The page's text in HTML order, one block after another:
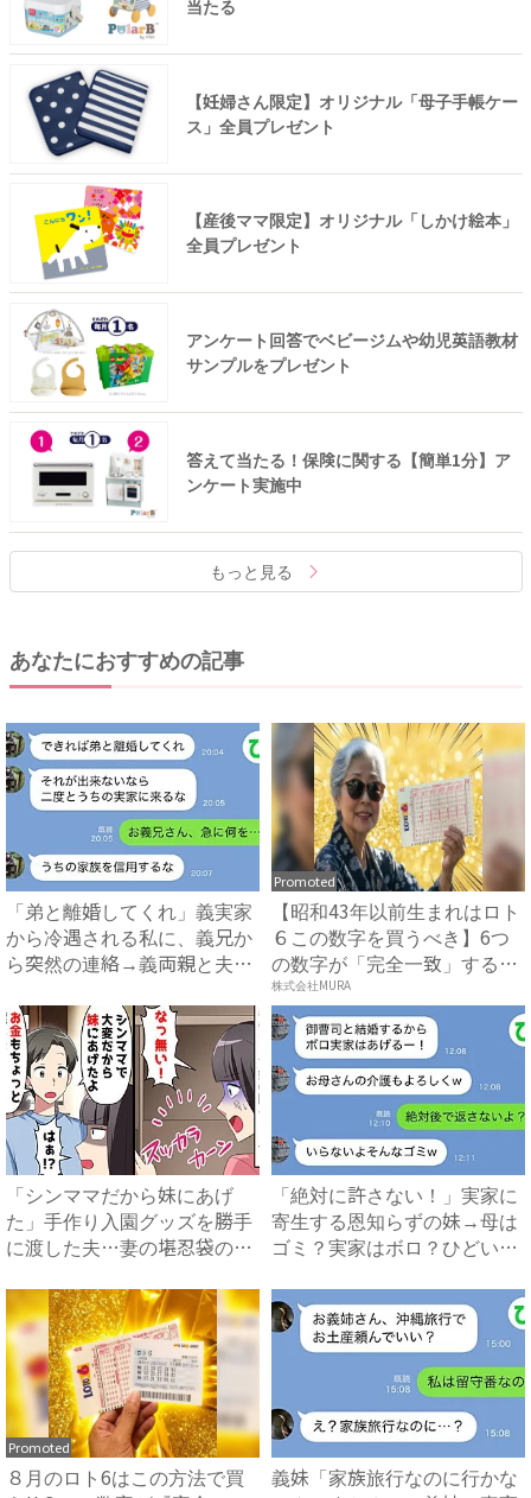
当たる
【妊婦さん限定】オリジナル「母子手帳ケー
ス」全員プレゼント
【産後ママ限定】オリジナル「しかけ絵本」
全員プレゼント
アンケート回答でベビージムや幼児英語教材
サンプルをプレゼント
答えて当たる！保険に関する【簡単1分】ア
ンケート実施中
もっと見る
あなたにおすすめの記事
「弟と離婚してくれ」義実家
から冷遇される私に、義兄か
ら突然の連絡→義両親と夫が
Promoted
【昭和43年以前生まれはロト
６この数字を買うべき】6つ
の数字が「完全一致」する
方...
株式会社MURA
「シンママだから妹にあげ
た」手作り入園グッズを勝手
に渡した夫…妻の堪忍袋の緒
「絶対に許さない！」実家に
寄生する恩知らずの妹→母は
ゴミ？実家はボロ？ひどい悪
Promoted
８月のロト6はこの方法で買
義妹「家族旅行なのに行かな